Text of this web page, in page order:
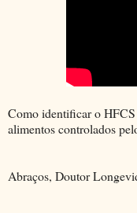
Como identificar o
alimentos controlados
Abraços, Doutor